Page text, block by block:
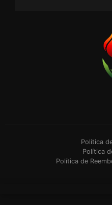
Política
Política
Política de